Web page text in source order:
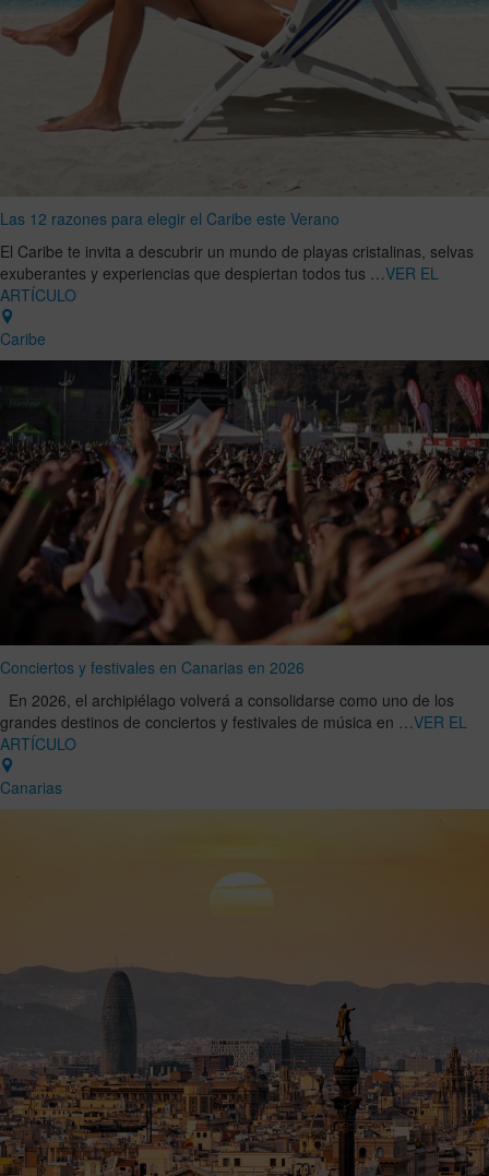
Las 12 razones para elegir el Caribe este Verano
El Caribe te invita a descubrir un mundo de playas cristalinas, selvas
exuberantes y experiencias que despiertan todos tus …VER EL
ARTÍCULO
Caribe
Conciertos y festivales en Canarias en 2026
En 2026, el archipiélago volverá a consolidarse como uno de los
grandes destinos de conciertos y festivales de música en …VER EL
ARTÍCULO
Canarias